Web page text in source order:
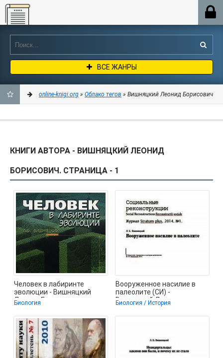
Online-knigi.org
ВСЕ ЖАНРЫ
ЗАКЛАДКИ
online-knigi.org » Облако тегов » Вишняцкий Леонид Борисович
КНИГИ АВТОРА - ВИШНЯЦКИЙ ЛЕОНИД
БОРИСОВИЧ. СТРАНИЦА - 1
Человек в лабиринте
эволюции - Вишняцкий
Леонид Борисович
Биология
Вооруженное насилие в
палеолите (СИ) -
Вишняцкий Леонид
Борисович (читаем книги
Биология / История